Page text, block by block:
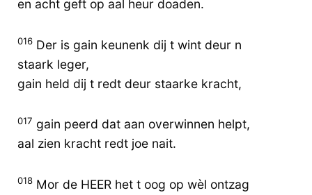
en acht geft op aal heur doaden.
016 Der is gain keunenk dij t wint deur n
staark leger,
gain held dij t redt deur staarke kracht,
017 gain peerd dat aan overwinnen helpt,
aal zien kracht redt joe nait.
018 Mor de HEER het t oog op wèl ontzag